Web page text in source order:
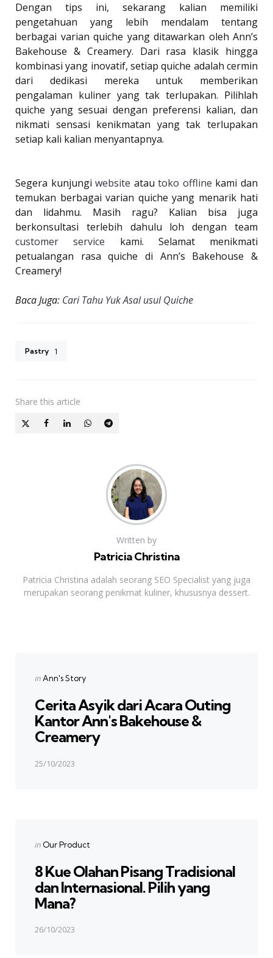
Dengan tips ini, sekarang kalian memiliki
pengetahuan yang lebih mendalam tentang
berbagai varian quiche yang ditawarkan oleh Ann’s
Bakehouse & Creamery. Dari rasa klasik hingga
kombinasi yang inovatif, setiap quiche adalah cermin
dari dedikasi mereka untuk memberikan
pengalaman kuliner yang tak terlupakan. Pilihlah
quiche yang sesuai dengan preferensi kalian, dan
nikmati sensasi kenikmatan yang tak terlupakan
setiap kali kalian menyantapnya.
Segera kunjungiwebsite atautoko offline kami dan
temukan berbagai varian quiche yang menarik hati
dan lidahmu. Masih ragu? Kalian bisa juga
berkonsultasi terlebih dahulu loh dengan team
customer service kami. Selamat menikmati
petualangan rasa quiche di Ann’s Bakehouse &
Creamery!
Baca Juga: Cari Tahu Yuk Asal usul Quiche
Pastry 1
Share this article
Written by
Patricia Christina
Patricia Christina adalah seorang SEO Specialist yang juga
merupakan seorang penikmat kuliner, khususnya dessert.
Posted
inAnn's Story
Cerita Asyik dari Acara Outing
Kantor Ann's Bakehouse &
Creamery
25/10/2023
Posted
in Our Product
8 Kue Olahan Pisang Tradisional
dan Internasional. Pilih yang
Mana?
26/10/2023